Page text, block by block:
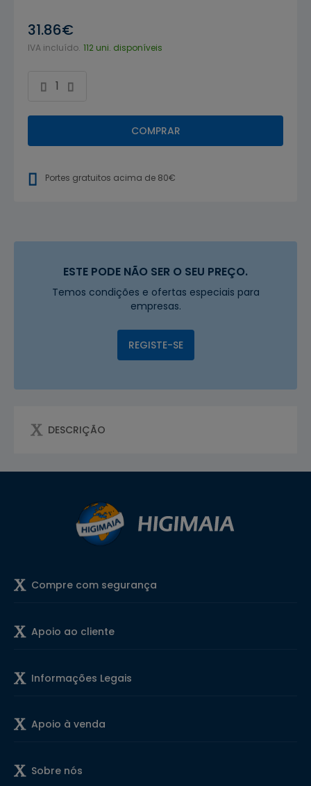
31.86€
IVA incluído. 112 uni. disponíveis
COMPRAR
Portes gratuitos acima de 80€
ESTE PODE NÃO SER O SEU PREÇO.
Temos condições e ofertas especiais para
empresas.
REGISTE-SE
DESCRIÇÃO
Compre com segurança
Apoio ao cliente
Informações Legais
Apoio à venda
Sobre nós